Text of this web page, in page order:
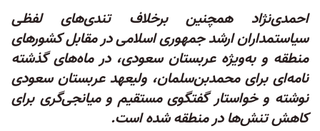
احمدی‌نژاد همچنین برخلاف تندی‌های لفظی
سیاستمداران ارشد جمهوری اسلامی در مقابل کشورهای
منطقه و به‌ویژه عربستان سعودی، در ماه‌های گذشته
نامه‌ای برای محمدبن‌سلمان، ولیعهد عربستان سعودی
نوشته و خواستار گفتگوی مستقیم و میانجی‌گری برای
کاهش تنش‌ها در منطقه شده است.